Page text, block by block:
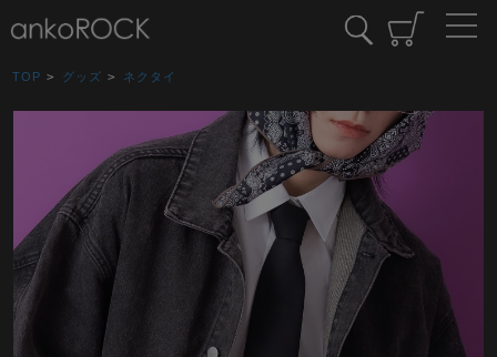
TOP > グッズ > ネクタイ